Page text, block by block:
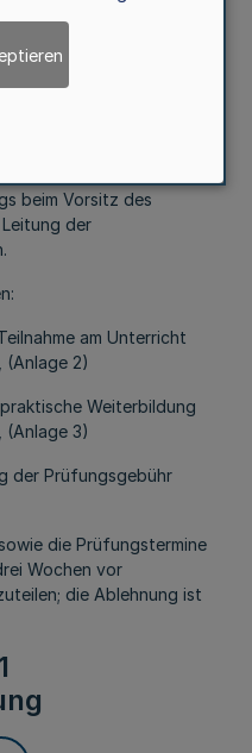
zur
beim Vorsitz des
der
am Unterricht
(Anlage 2)
Weiterbildung
(Anlage 3)
der Prüfungsgebühr
die Prüfungstermine
Wochen vor
die Ablehnung ist